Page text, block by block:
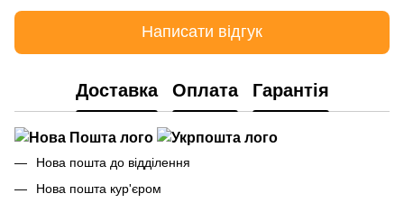
Написати відгук
Доставка Оплата Гарантія
Нова пошта до відділення
Нова пошта кур'єром